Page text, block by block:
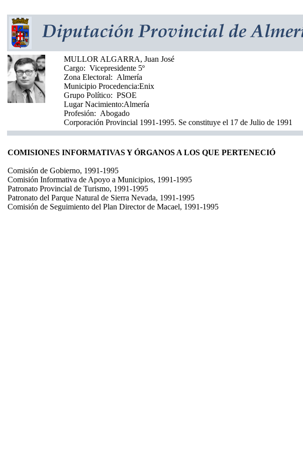
MULLOR ALGARRA, Juan José
Cargo: Vicepresidente 5º
Zona Electoral: Almería
Municipio Procedencia:Enix
Grupo Político: PSOE
Lugar Nacimiento:Almería
Profesión: Abogado
Corporación Provincial 1991-1995. Se constituye el 17 de Julio de 1991
COMISIONES INFORMATIVAS Y ÓRGANOS A LOS QUE PERTENECIÓ
Comisión de Gobierno, 1991-1995
Comisión Informativa de Apoyo a Municipios, 1991-1995
Patronato Provincial de Turismo, 1991-1995
Patronato del Parque Natural de Sierra Nevada, 1991-1995
Comisión de Seguimiento del Plan Director de Macael, 1991-1995